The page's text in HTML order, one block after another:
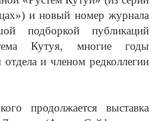
и новый номер журнала
подборкой публикаций
Кутуя, многие годы
и членом редколлегии
продолжается выставка